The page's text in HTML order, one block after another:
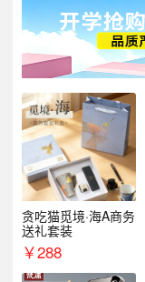
贪吃猫觅境·海A商务
送礼套装
￥288